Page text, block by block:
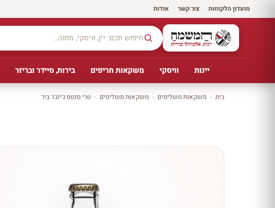
מועדון הלקוחות · צור קשר · אודות
יינות וויסקי משקאות חריפים בירות, סיידר ובריזר
בית › משקאות משלימים › משקאות משלימים › טרי סנטס ג'ינג'ר ביר
כל